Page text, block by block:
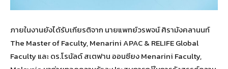
ภายในงานยังได้รับเกียรติจาก นายแพทย์วรพจน์ ศิรามังคลานนท์
The Master of Faculty, Menarini APAC & RELIFE Global
Faculty และ ดร.โรนัลด์ สเตฟาน ออนซียง Menarini Faculty,